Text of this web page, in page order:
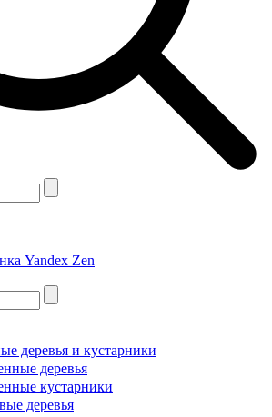
деревья и кустарники
деревья
кустарники
деревья